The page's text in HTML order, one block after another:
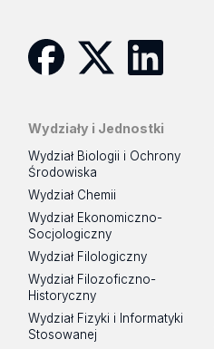
Wydziały i Jednostki
Wydział Biologii i Ochrony
Środowiska
Wydział Chemii
Wydział Ekonomiczno-
Socjologiczny
Wydział Filologiczny
Wydział Filozoficzno-
Historyczny
Wydział Fizyki i Informatyki
Stosowanej